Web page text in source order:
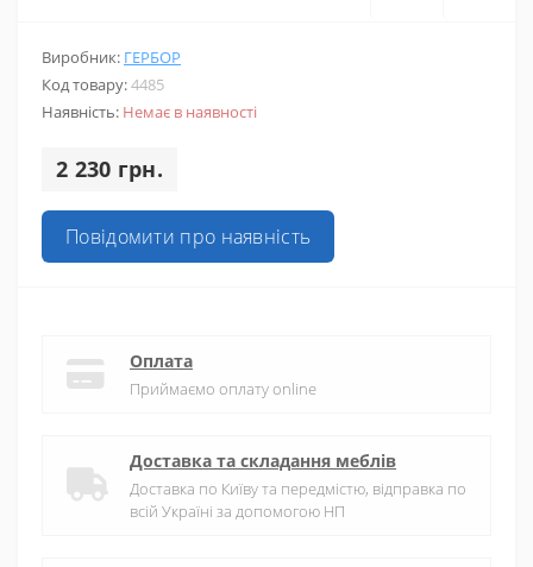
Виробник: ГЕРБОР
Код товару:4485
Наявність: Немає в наявності
2 230 грн.
Повідомити про наявність
Оплата
Приймаємо оплату online
Доставка та складання меблів
Доставка по Київу та передмістю, відправка по
всій Україні за допомогою НП